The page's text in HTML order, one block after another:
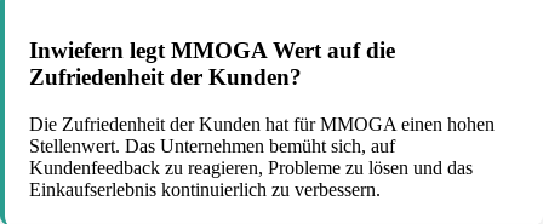
Inwiefern legt MMOGA Wert auf die
Zufriedenheit der Kunden?
Die Zufriedenheit der Kunden hat für MMOGA einen hohen
Stellenwert. Das Unternehmen bemüht sich, auf
Kundenfeedback zu reagieren, Probleme zu lösen und das
Einkaufserlebnis kontinuierlich zu verbessern.